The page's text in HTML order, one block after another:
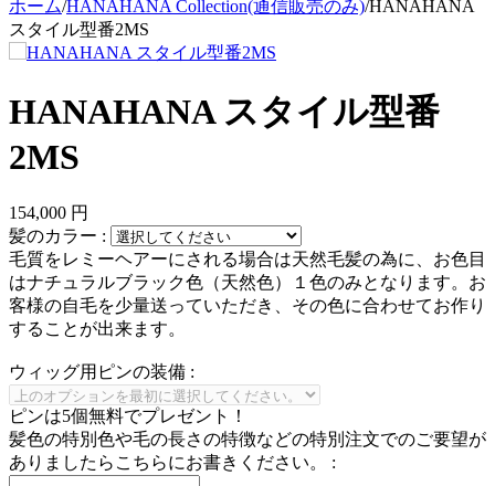
ホーム/HANAHANA Collection(通信販売のみ)/HANAHANA
スタイル型番2MS
HANAHANA スタイル型番
2MS
154,000 円
髪のカラー :
毛質をレミーヘアーにされる場合は天然毛髪の為に、お色目
はナチュラルブラック色（天然色）１色のみとなります。お
客様の自毛を少量送っていただき、その色に合わせてお作り
することが出来ます。
ウィッグ用ピンの装備 :
ピンは5個無料でプレゼント！
髪色の特別色や毛の長さの特徴などの特別注文でのご要望が
ありましたらこちらにお書きください。 :